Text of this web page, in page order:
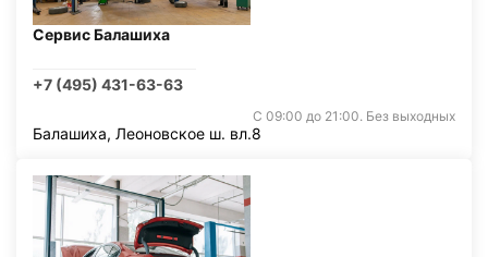
Сервис Балашиха
+7 (495) 431-63-63
С 09:00 до 21:00. Без выходных
Балашиха, Леоновское ш. вл.8